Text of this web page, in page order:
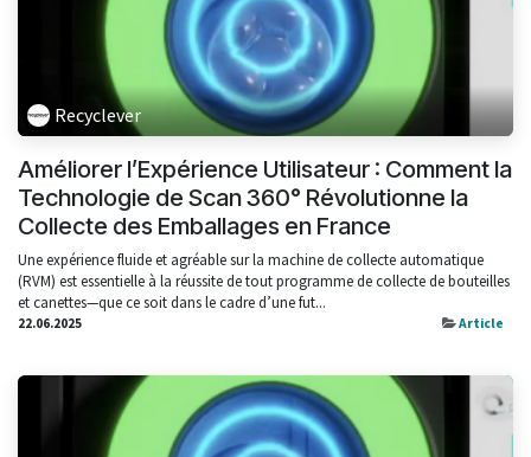
Recyclever
Améliorer l’Expérience Utilisateur : Comment la
Technologie de Scan 360° Révolutionne la
Collecte des Emballages en France
Une expérience fluide et agréable sur la machine de collecte automatique
(RVM) est essentielle à la réussite de tout programme de collecte de bouteilles
et canettes—que ce soit dans le cadre d’une fut...
22.06.2025 Article